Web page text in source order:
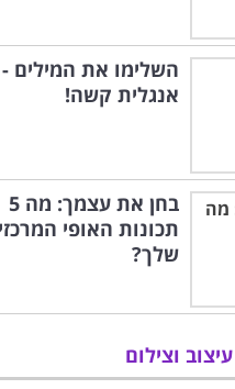
השלימו את המילים
אנגלית קשה!
בחן את עצמך: מה 5
תכונות האופי
שלך?
עיצוב וצילום